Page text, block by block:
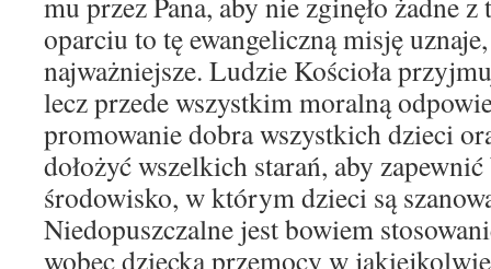
oparciu to tę ewangeliczną misję
najważniejsze. Ludzie Kościoła
lecz przede wszystkim moralną
promowanie dobra wszystkich dzieci
dołożyć wszelkich starań, aby
środowisko, w którym dzieci są
Niedopuszczalne jest bowiem
wobec dziecka przemocy w